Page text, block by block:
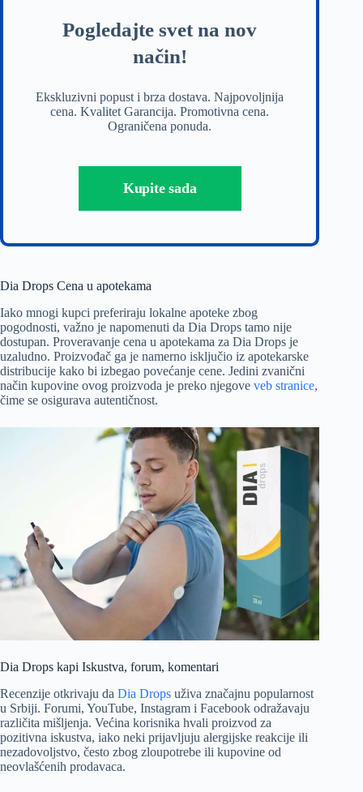
Pogledajte svet na nov
način!
Ekskluzivni popust i brza dostava. Najpovoljnija
cena. Kvalitet Garancija. Promotivna cena.
Ograničena ponuda.
Kupite sada
Dia Drops Cena u apotekama
Iako mnogi kupci preferiraju lokalne apoteke zbog
pogodnosti, važno je napomenuti da Dia Drops tamo nije
dostupan. Proveravanje cena u apotekama za Dia Drops je
uzaludno. Proizvođač ga je namerno isključio iz apotekarske
distribucije kako bi izbegao povećanje cene. Jedini zvanični
način kupovine ovog proizvoda je preko njegove veb stranice,
čime se osigurava autentičnost.
Dia Drops kapi Iskustva, forum, komentari
Recenzije otkrivaju da Dia Drops uživa značajnu popularnost
u Srbiji. Forumi, YouTube, Instagram i Facebook odražavaju
različita mišljenja. Većina korisnika hvali proizvod za
pozitivna iskustva, iako neki prijavljuju alergijske reakcije ili
nezadovoljstvo, često zbog zloupotrebe ili kupovine od
neovlašćenih prodavaca.